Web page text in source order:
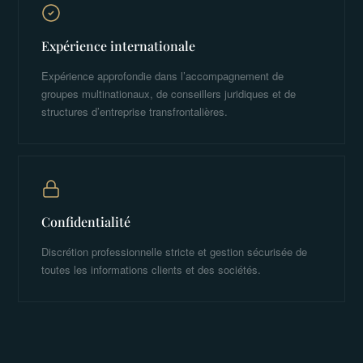
Expérience internationale
Expérience approfondie dans l’accompagnement de
groupes multinationaux, de conseillers juridiques et de
structures d’entreprise transfrontalières.
Confidentialité
Discrétion professionnelle stricte et gestion sécurisée de
toutes les informations clients et des sociétés.